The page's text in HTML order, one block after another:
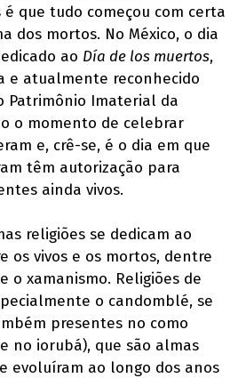
que tudo começou com certa
dos mortos. No México, o dia
ao Día de los muertos,
e atualmente reconhecido
Patrimônio Imaterial da
o momento de celebrar
e, crê-se, é o dia em que
têm autorização para
ainda vivos.
religiões se dedicam ao
os vivos e os mortos, dentre
o xamanismo. Religiões de
o candomblé, se
presentes no como
no iorubá), que são almas
evoluíram ao longo dos anos